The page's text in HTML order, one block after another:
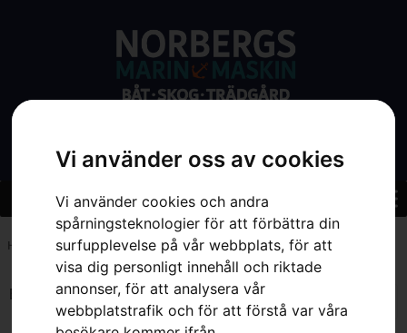
Vi använder oss av cookies
Vi använder cookies och andra
spårningsteknologier för att förbättra din
surfupplevelse på vår webbplats, för att
visa dig personligt innehåll och riktade
annonser, för att analysera vår
webbplatstrafik och för att förstå var våra
Hem 7333377078635
Endast ett sökresultat